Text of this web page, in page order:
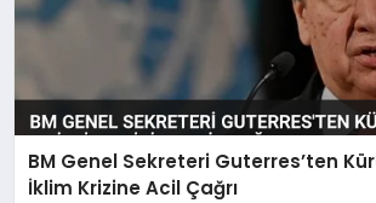
BM Genel Sekreteri Guterres’ten
İklim Krizine Acil Çağrı